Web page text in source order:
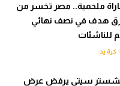
ملحمية.. مصر تخسر من
هدف في نصف نهائي
للناشئات
كرة يد
سيتي يرفض عرض